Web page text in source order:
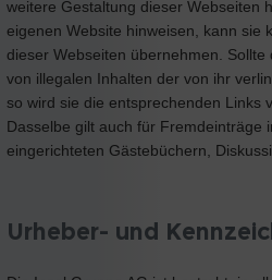
weitere Gestaltung dieser Webseiten
eigenen Website hinweisen, kann sie
dieser Webseiten übernehmen. Sollte
von illegalen Inhalten der von ihr
so wird sie die entsprechenden Links
Dasselbe gilt auch für Fremdeinträge
eingerichteten Gästebüchern,
Urheber- und